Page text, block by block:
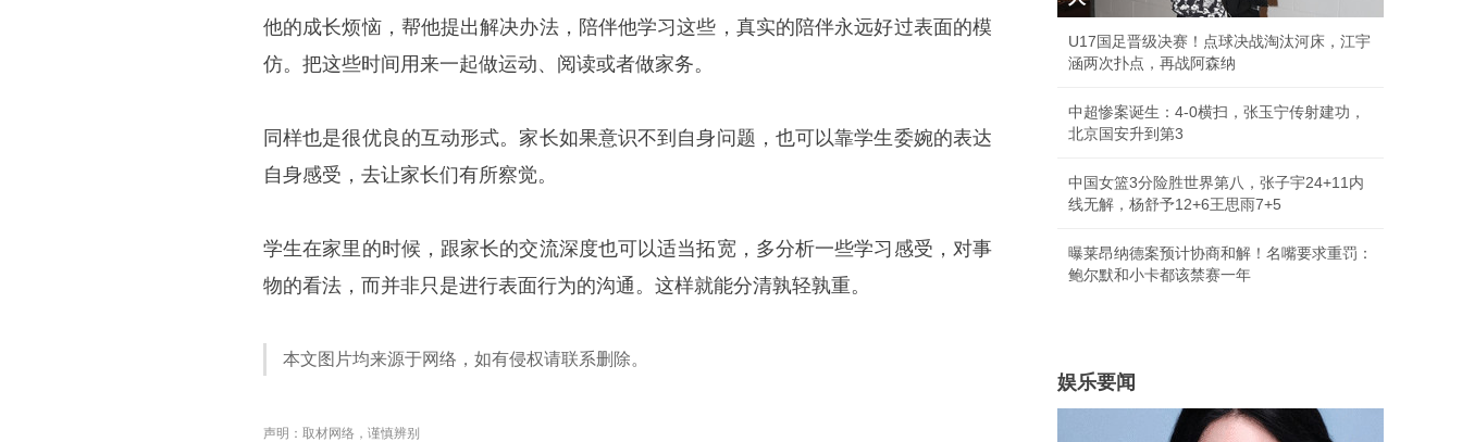
他的成长烦恼，帮他提出解决办法，陪伴他学习这些，真实的陪伴永远好过表面的模
仿。把这些时间用来一起做运动、阅读或者做家务。
同样也是很优良的互动形式。家长如果意识不到自身问题，也可以靠学生委婉的表达
自身感受，去让家长们有所察觉。
学生在家里的时候，跟家长的交流深度也可以适当拓宽，多分析一些学习感受，对事
物的看法，而并非只是进行表面行为的沟通。这样就能分清孰轻孰重。
本文图片均来源于网络，如有侵权请联系删除。
声明：取材网络，谨慎辨别
U17国足晋级决赛！点球决战淘汰河床，江宇
涵两次扑点，再战阿森纳
中超惨案诞生：4-0横扫，张玉宁传射建功，
北京国安升到第3
中国女篮3分险胜世界第八，张子宇24+11内
线无解，杨舒予12+6王思雨7+5
曝莱昂纳德案预计协商和解！名嘴要求重罚：
鲍尔默和小卡都该禁赛一年
娱乐要闻